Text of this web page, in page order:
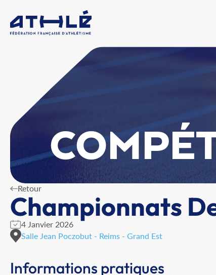
Retour
Championnats
4 Janvier 2026
Salle Jean Poczobut - Reims - Grand Est
Informations pratiques